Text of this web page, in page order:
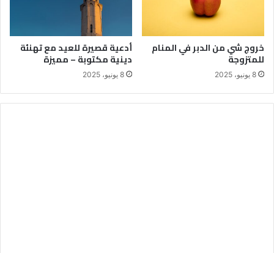
خروج شي من الدبر في المنام
للمتزوجة
8 يونيو، 2025
أدعية قصيرة للعيد مع تهنئة
دينية مكتوبة – مميزة
8 يونيو، 2025